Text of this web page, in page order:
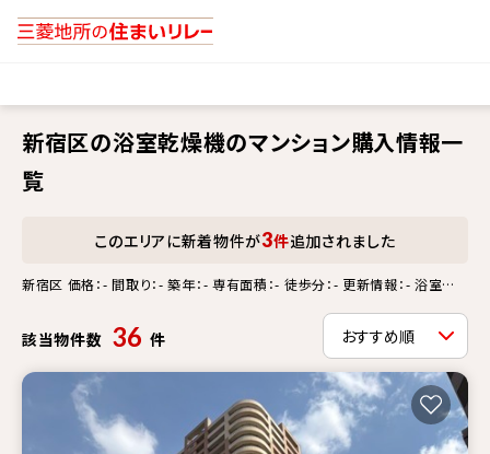
新宿区の浴室乾燥機のマンション購入情報一
覧
このエリアに新着物件が3件追加されました
新宿区 価格：- 間取り：- 築年：- 専有面積：- 徒歩分：- 更新情報：- 浴室乾
該当物件数 36 件